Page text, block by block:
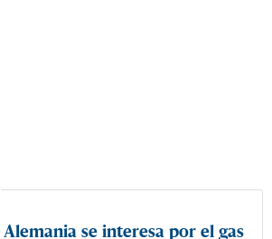
se interesa por el gas